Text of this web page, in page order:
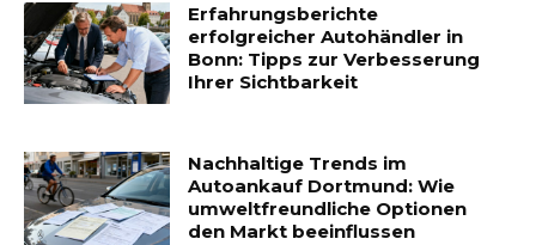
Erfahrungsberichte
erfolgreicher Autohändler in
Bonn: Tipps zur Verbesserung
Ihrer Sichtbarkeit
Nachhaltige Trends im
Autoankauf Dortmund: Wie
umweltfreundliche Optionen
den Markt beeinflussen